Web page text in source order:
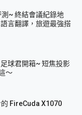
測~ 終結會議紀錄地
言翻譯，旅遊最強搭
球君開箱~ 短焦投影
～
FireCuda X1070